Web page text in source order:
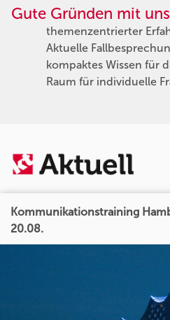
Gute Gründen mit
themenzentrierter
Aktuelle
kompaktes Wissen für
Raum für individuelle
Kommunikationstraining
20.08.